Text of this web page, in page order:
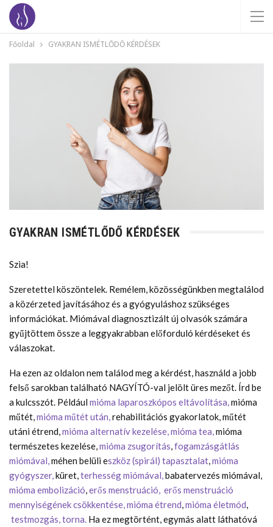
Főoldal GYAKRAN ISMÉTLŐDŐ KÉRDÉSEK
GYAKRAN ISMÉTLŐDŐ KÉRDÉSEK
Szia!
Szeretettel köszöntelek. Remélem, közösségünkben megtalálod
a közérzeted javításához és a gyógyuláshoz szükséges
információkat. Miómával diagnosztizált új olvasók számára
gyűjtöttem össze a leggyakrabban előforduló kérdéseket és
válaszokat.
Ha ezen az oldalon nem találod meg a kérdést, használd a jobb
felső sarokban található NAGYÍTÓ-val jelölt üres mezőt. Írd be
a kulcsszót. Például mióma laparoszkópos eltávolítása,mióma
műtét,mióma műtét után,rehabilitációs gyakorlatok, műtét
utáni étrend,mióma alternatív kezelése,mióma tea,mióma
természetes kezelése,mióma zsugorítás,fogamzásgátlás
miómával,méhen belüli eszköz (spirál) tapasztalat,mióma
gyógyszer,küret,terhesség miómával,babatervezés miómával,
mióma embolizáció,erős menstruáció, erős menstruáció
mennyiségének csökkentése,mióma étrend,mióma életmód,
testmozgás, torna. Ha ez megtörtént, egymás alatt láthatóvá